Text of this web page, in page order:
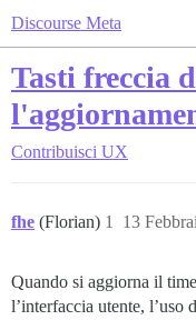
Discourse Meta
Tasti freccia
Contribuisci UX
fhe (Florian) 13
1
Quando si aggiorna il
l’interfaccia utente, l’uso